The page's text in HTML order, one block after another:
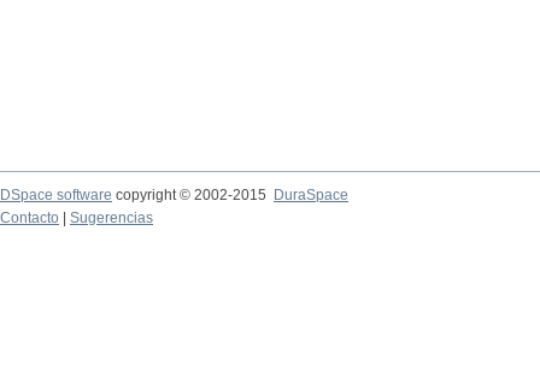
DSpace software copyright © 2002-2015
DuraSpace
Contacto
Sugerencias